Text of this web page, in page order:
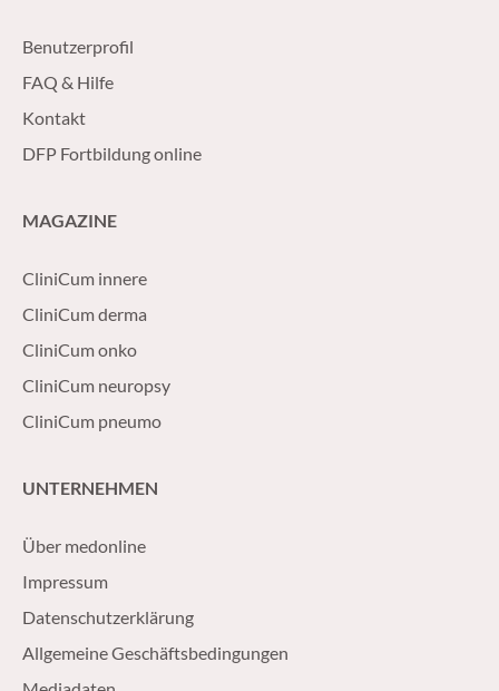
Benutzerprofil
FAQ & Hilfe
Kontakt
DFP Fortbildung online
MAGAZINE
CliniCum innere
CliniCum derma
CliniCum onko
CliniCum neuropsy
CliniCum pneumo
UNTERNEHMEN
Über medonline
Impressum
Datenschutzerklärung
Allgemeine Geschäftsbedingungen